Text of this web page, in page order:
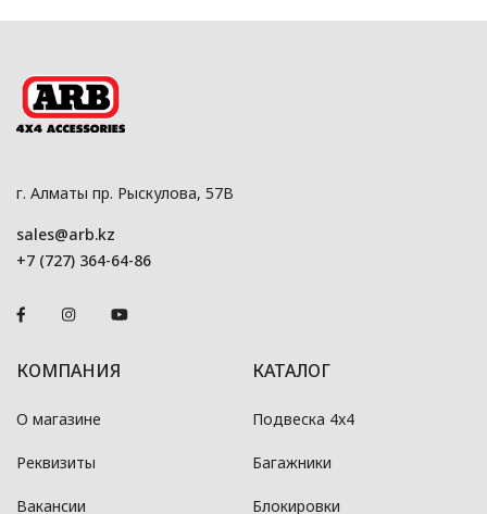
г. Алматы пр. Рыскулова, 57В
sales@arb.kz
+7 (727) 364-64-86
КОМПАНИЯ
О магазине
Реквизиты
Вакансии
КАТАЛОГ
Подвеска 4x4
Багажники
Блокировки